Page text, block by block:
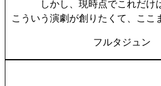
しかし、現時点でこれだけ
こういう演劇が創りたくて、ここ
フルタジュン